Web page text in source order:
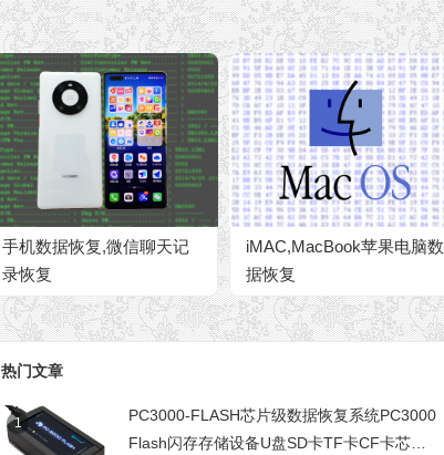
手机数据恢复,微信聊天记
录恢复
iMAC,MacBook苹果电脑数
据恢复
热门文章
1
PC3000-FLASH芯片级数据恢复系统PC3000
Flash闪存存储设备U盘SD卡TF卡CF卡芯片